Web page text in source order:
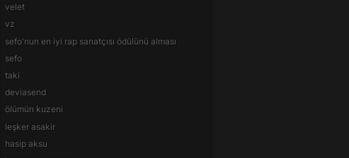
velet
vz
sefo'nun en iyi rap sanatçısı ödülünü alması
sefo
taki
deviasend
ölümün kuzeni
leşker asakir
hasip aksu